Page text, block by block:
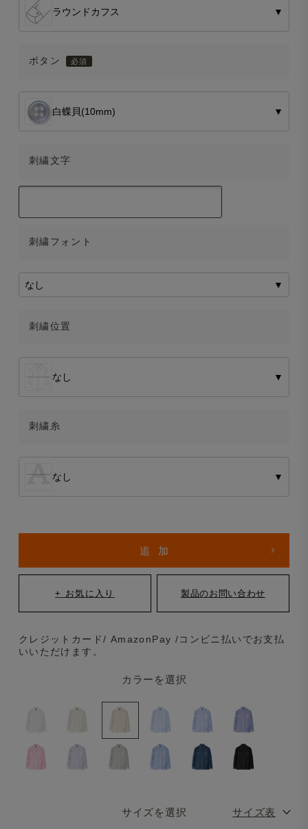
ラウンドカフス ▼
ボタン
白蝶貝(10mm) ▼
刺繍文字
刺繍フォント
なし ▼
刺繍位置
なし ▼
刺繍糸
なし ▼
カラーを選択
サイズを選択 サイズ表
クレジットカード/ AmazonPay /コンビニ払いでお支払
いいただけます。